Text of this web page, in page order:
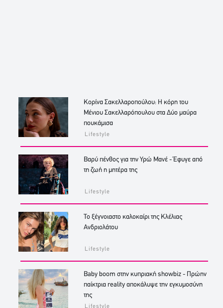
Κορίνα Σακελλαροπούλου: Η κόρη του
Μένιου Σακελλαρόπουλου στα Δύο μαύρα
πουκάμισα
Lifestyle
Βαρύ πένθος για την Υρώ Μανέ - Έφυγε από
τη ζωή η μητέρα της
Lifestyle
Το ξέγνοιαστο καλοκαίρι της Κλέλιας
Ανδριολάτου
Lifestyle
Baby boom στην κυπριακή showbiz - Πρώην
παίκτρια reality αποκάλυψε την εγκυμοσύνη
της
Lifestyle